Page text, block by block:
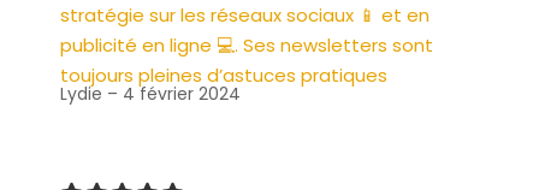
stratégie sur les réseaux sociaux 📱 et en
publicité en ligne 💻. Ses newsletters sont
toujours pleines d’astuces pratiques
Lydie – 4 février 2024